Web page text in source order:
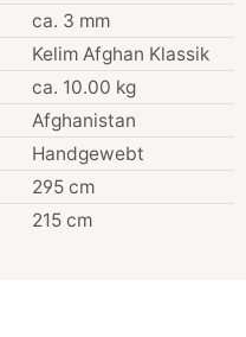
ca. 3 mm
Kelim Afghan Klassik
ca. 10.00 kg
Afghanistan
Handgewebt
295 cm
215 cm